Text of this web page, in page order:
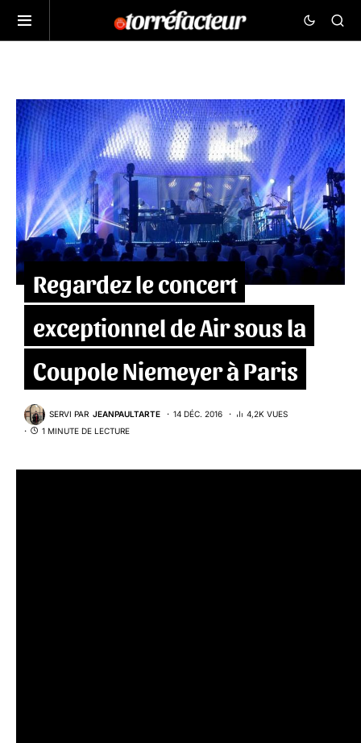
Regardez le concert
exceptionnel de Air sous la
Coupole Niemeyer à Paris
SERVI PAR JEANPAULTARTE 14 DÉC. 2016
4,2K VUES
1 MINUTE DE LECTURE